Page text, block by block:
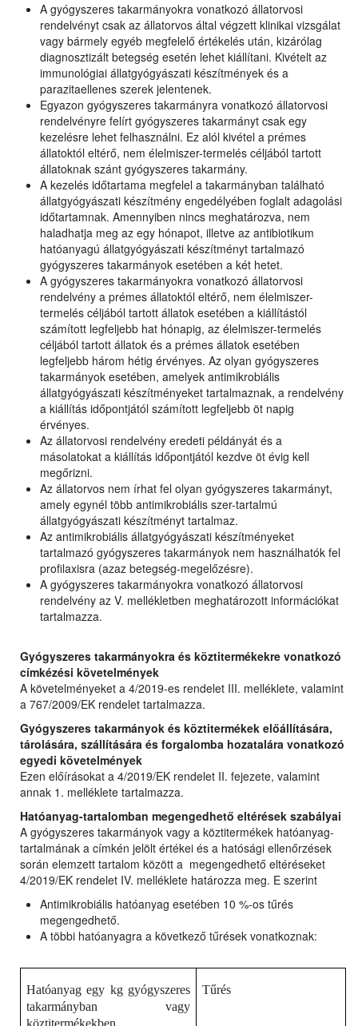
A gyógyszeres takarmányokra vonatkozó állatorvosi
rendelvényt csak az állatorvos által végzett klinikai vizsgálat
vagy bármely egyéb megfelelő értékelés után, kizárólag
diagnosztizált betegség esetén lehet kiállítani. Kivételt az
immunológiai állatgyógyászati készítmények és a
parazitaellenes szerek jelentenek.
Egyazon gyógyszeres takarmányra vonatkozó állatorvosi
rendelvényre felírt gyógyszeres takarmányt csak egy
kezelésre lehet felhasználni. Ez alól kivétel a prémes
állatoktól eltérő, nem élelmiszer-termelés céljából tartott
állatoknak szánt gyógyszeres takarmány.
A kezelés időtartama megfelel a takarmányban található
állatgyógyászati készítmény engedélyében foglalt adagolási
időtartamnak. Amennyiben nincs meghatározva, nem
haladhatja meg az egy hónapot, illetve az antibiotikum
hatóanyagú állatgyógyászati készítményt tartalmazó
gyógyszeres takarmányok esetében a két hetet.
A gyógyszeres takarmányokra vonatkozó állatorvosi
rendelvény a prémes állatoktól eltérő, nem élelmiszer-
termelés céljából tartott állatok esetében a kiállítástól
számított legfeljebb hat hónapig, az élelmiszer-termelés
céljából tartott állatok és a prémes állatok esetében
legfeljebb három hétig érvényes. Az olyan gyógyszeres
takarmányok esetében, amelyek antimikrobiális
állatgyógyászati készítményeket tartalmaznak, a rendelvény
a kiállítás időpontjától számított legfeljebb öt napig
érvényes.
Az állatorvosi rendelvény eredeti példányát és a
másolatokat a kiállítás időpontjától kezdve öt évig kell
megőrizni.
Az állatorvos nem írhat fel olyan gyógyszeres takarmányt,
amely egynél több antimikrobiális szer-tartalmú
állatgyógyászati készítményt tartalmaz.
Az antimikrobiális állatgyógyászati készítményeket
tartalmazó gyógyszeres takarmányok nem használhatók fel
profilaxisra (azaz betegség-megelőzésre).
A gyógyszeres takarmányokra vonatkozó állatorvosi
rendelvény az V. mellékletben meghatározott információkat
tartalmazza.
Gyógyszeres takarmányokra és köztitermékekre vonatkozó
címkézési követelmények
A követelményeket a 4/2019-es rendelet III. melléklete, valamint
a 767/2009/EK rendelet tartalmazza.
Gyógyszeres takarmányok és köztitermékek előállítására,
tárolására, szállítására és forgalomba hozatalára vonatkozó
egyedi követelmények
Ezen előírásokat a 4/2019/EK rendelet II. fejezete, valamint
annak 1. melléklete tartalmazza.
Hatóanyag-tartalomban megengedhető eltérések szabályai
A gyógyszeres takarmányok vagy a köztitermékek hatóanyag-
tartalmának a címkén jelölt értékei és a hatósági ellenőrzések
során elemzett tartalom között a megengedhető eltéréseket
4/2019/EK rendelet IV. melléklete határozza meg. E szerint
Antimikrobiális hatóanyag esetében 10 %-os tűrés
megengedhető.
A többi hatóanyagra a következő tűrések vonatkoznak:
Hatóanyag egy kg gyógyszeres
takarmányban vagy
Tűrés